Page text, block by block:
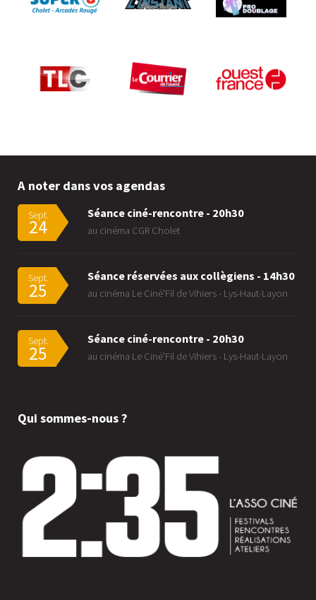
A noter dans vos agendas
Sept.
24
Séance ciné-rencontre - 20h30
au cinéma CGR Cholet
Sept.
25
Séance réservées aux collègiens - 14h30
au cinéma Le Ciné'Fil de Vihiers - Lys-Haut-Layon
Sept.
25
Séance ciné-rencontre - 20h30
au cinéma Le Ciné'Fil de Vihiers - Lys-Haut-Layon
Qui sommes-nous ?